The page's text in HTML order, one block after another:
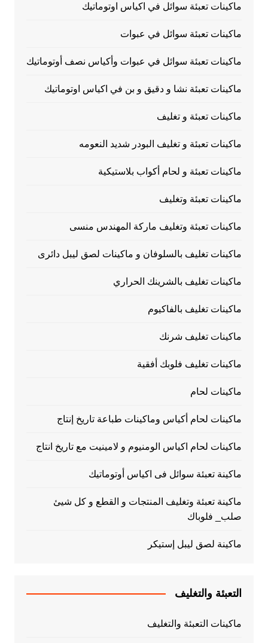
ماكينات تعبئة سوائل في اكياس اوتوماتيك
ماكينات تعبئة سوائل في عبوات
ماكينات تعبئة سوائل في عبوات وأكياس نصف أوتوماتيك
ماكينات تعبئة نشا و دقيق و بن في اكياس اوتوماتيك
ماكينات تعبئة و تغليف
ماكينات تعبئة و تغليف البودر شديد النعومه
ماكينات تعبئة و لحام أكواب بلاستيكية
ماكينات تعبئة وتغليف
ماكينات تعبئة وتغليف ماركة المهندس منسى
ماكينات تغليف بالسلوفان و ماكينات لصق ليبل دائرى
ماكينات تغليف بالشرينك الحراري
ماكينات تغليف بالفاكيوم
ماكينات تغليف شرنك
ماكينات تغليف فلوبك أفقية
ماكينات لحام
ماكينات لحام أكياس وماكينات طباعة تاريخ إنتاج
ماكينات لحام اكياس الومنيوم و لامينيت مع تاريخ انتاج
ماكينة تعبئة سوائل فى اكياس أوتوماتيك
ماكينة تعبئة وتغليف المنتجات و القطع و كل شيئ
صلب_ فلوباك
ماكينة لصق ليبل إستيكر
التعبئة والتغليف
ماكينات التعبئة والتغليف